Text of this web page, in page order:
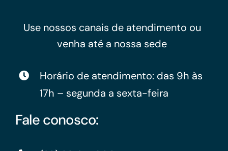
Use nossos canais de atendimento ou
venha até a nossa sede
Horário de atendimento: das 9h às
17h – segunda a sexta-feira
Fale conosco: